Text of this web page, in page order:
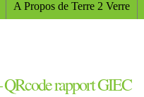
A Propos de Terre 2 Verre
QRcode rapport GIEC